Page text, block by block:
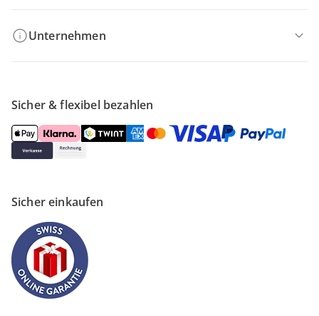
Unternehmen
Sicher & flexibel bezahlen
Sicher einkaufen